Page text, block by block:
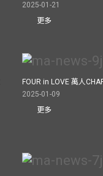
2025-01-21
更多
FOUR in LOVE 萬人
2025-01-09
更多